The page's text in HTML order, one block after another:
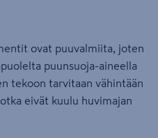
ovat puuvalmiita, joten
puunsuoja-aineella
tekoon tarvitaan vähintään
eivät kuulu huvimajan